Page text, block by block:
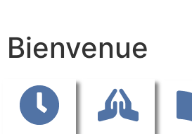
Bienvenue